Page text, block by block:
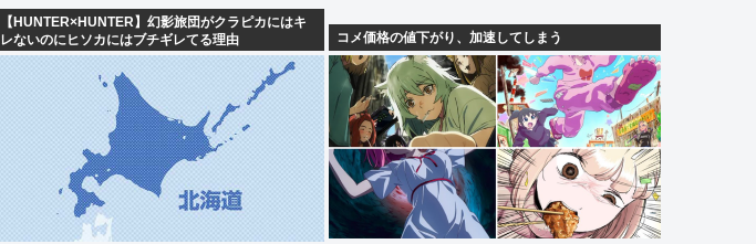
【HUNTER×HUNTER】幻影旅団がクラピカにはキ
レないのにヒソカにはブチギレてる理由
コメ価格の値下がり、加速してしまう